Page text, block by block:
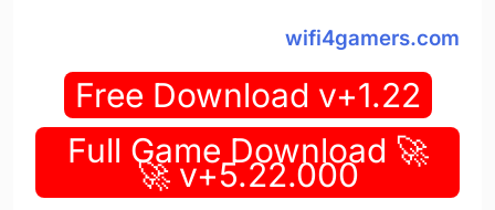
wifi4gamers.com
Free Download v+1.22
🚀 Full Game Download
v+5.22.000 🚀